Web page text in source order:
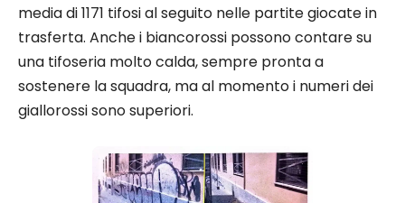
media di 1171 tifosi al seguito nelle partite giocate in
trasferta. Anche i biancorossi possono contare su
una tifoseria molto calda, sempre pronta a
sostenere la squadra, ma al momento i numeri dei
giallorossi sono superiori.